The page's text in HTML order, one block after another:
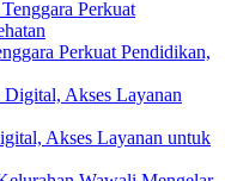
Perkuat Pendidikan,
Akses Layanan untuk